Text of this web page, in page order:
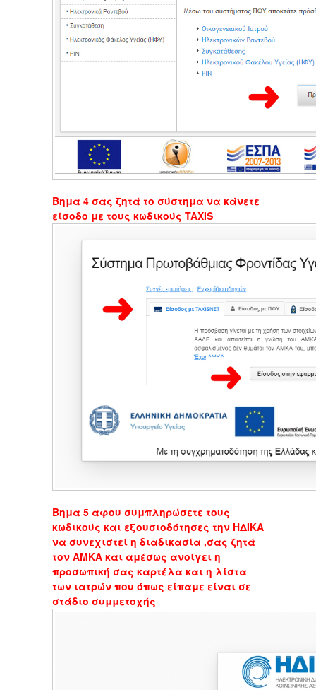
Βημα 4 σας ζητά το σύστημα να κάνετε
είσοδο με τους κωδικούς TAXIS
Bημα 5 αφου συμπληρώσετε τους
κωδικούς και εξουσιοδότησες την ΗΔΙΚΑ
να συνεχιστεί η διαδικασία ,σας ζητά
τον ΑΜΚΑ και αμέσως ανοίγει η
προσωπική σας καρτέλα και η λίστα
των ιατρών που όπως είπαμε είναι σε
στάδιο συμμετοχής